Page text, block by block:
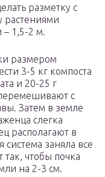
разметку с
растениями
– 1,5-2 м.
размером
3-5 кг компоста
и 20-25 г
с
Затем в земле
слегка
располагают в
заняла все
так, чтобы почка
на 2-3 см.